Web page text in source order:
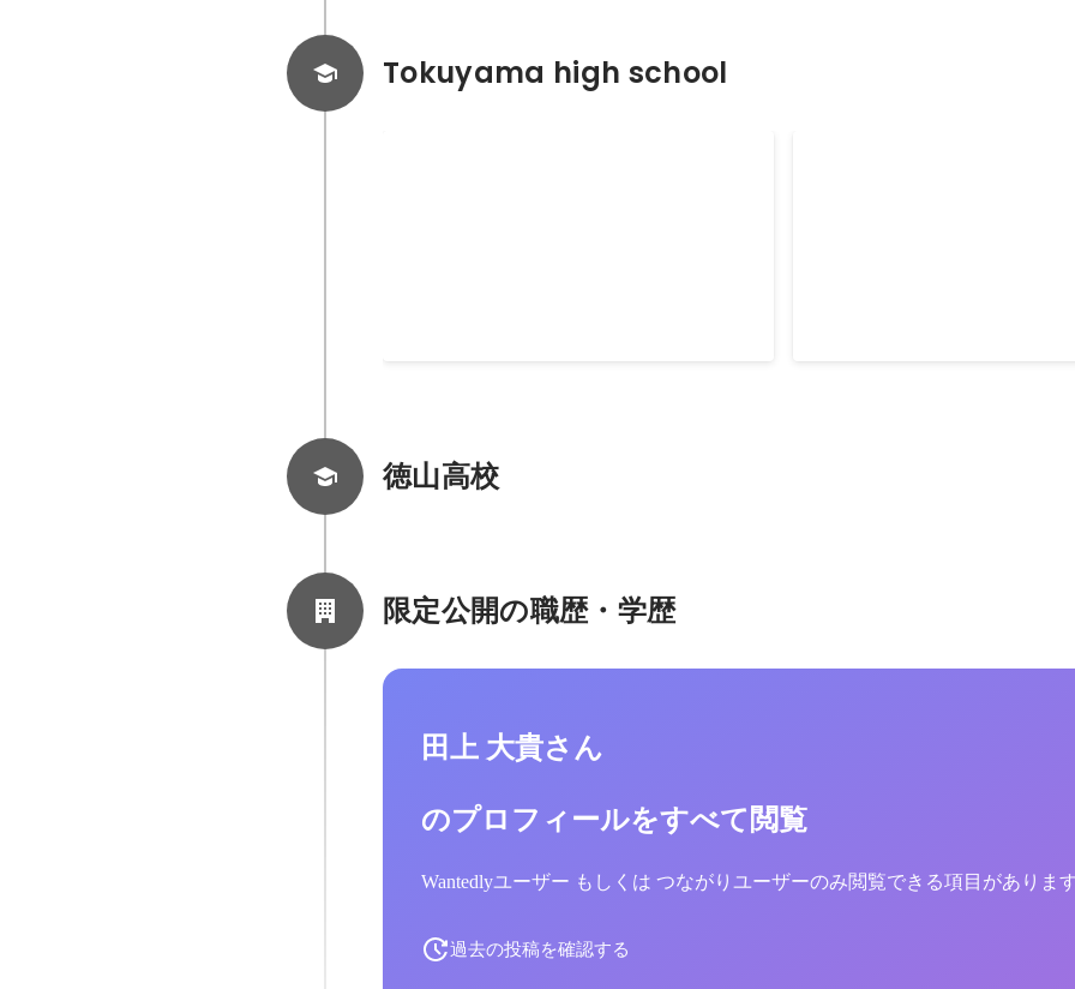
Tokuyama high school
徳山高校
限定公開の職歴・学歴
田上 大貴さん
のプロフィールをすべて閲覧
Wantedlyユーザー もしくは つながりユーザーのみ閲覧できる項目がありま
過去の投稿を確認する